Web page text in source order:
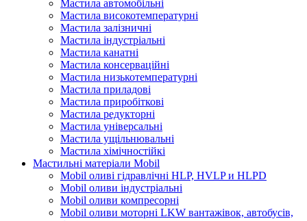
Мастила автомобільні
Мастила високотемпературні
Мастила залізничні
Мастила індустріальні
Мастила канатні
Мастила консерваційні
Мастила низькотемпературні
Мастила приладові
Мастила приробіткові
Мастила редукторні
Мастила універсальні
Мастила ущільнювальні
Мастила хімічностійкі
Мастильні матеріали Mobil
Mobil оливі гідравлічні HLP, HVLP и HLPD
Mobil оливи індустріальні
Mobil оливи компресорні
Mobil оливи моторні LKW вантажівок, автобусів,